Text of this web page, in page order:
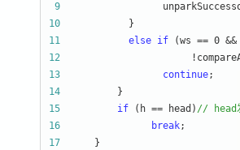
9
10
11
else if
12
13
continue
14
15
if (h == head) // head
16
break
17